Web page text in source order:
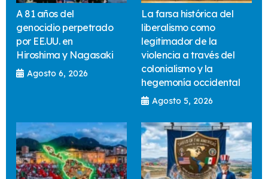
A 81 años del
genocidio perpetrado
por EE.UU. en
Hiroshima y Nagasaki
Agosto 6, 2026
La farsa histórica del
liberalismo como
legitimador de la
violencia a través del
colonialismo y la
hegemonía occidental
Agosto 5, 2026